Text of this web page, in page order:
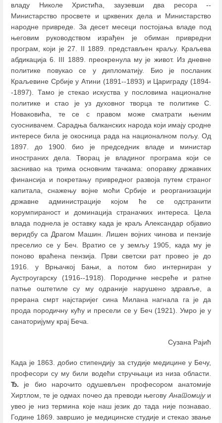
владу Николе Христића, заузевши два ресора --
Министарство просвете и црквених дела и Министарство
народне привреде. За десет месеци постојања владе под
његовим руководством израђен је обиман привредни
програм, који је 27. II 1889. представљен краљу. Краљева
абдикација 6. III 1889. преокренула му је живот. Из дневне
политике повукао се у дипломатију. Био је посланик
Краљевине Србије у Атини (1891--1893) и Цариграду (1894-
-1897). Тамо је стекао искуства у пословима националне
политике и стао је уз духовног творца те политике С.
Новаковића, те се с правом може сматрати њеним
суоснивачем. Сарадња балканских народа који имају сродне
интересе била је окосница рада на националном пољу. Од
1897. до 1900. био је председник владе и министар
иностраних дела. Творац је владиног програма који се
заснивао на трима основним тачкама: опоравку државних
финансија и покретању привредног развоја путем страног
капитала, снажењу војне моћи Србије и реорганизацији
државне администрације којом ће се одстранити
корумпираност и доминација страначких интереса. Цела
влада поднела је оставку када је краљ Александар објавио
веридбу са Драгом Машин. Лишен војних чинова и пензије
преселио се у Беч. Вратио се у земљу 1905, када му је
поново враћена пензија. Први светски рат провео је до
1916. у Врњачкој Бањи, а потом био интерниран у
Аустроугарску (1916--1918). Породичне несреће и ратне
патње оштетиле су му одраније нарушено здравље, а
прерана смрт најстаријег сина Милана нагнала га је да
прода породичну кућу и пресели се у Беч (1921). Умро је у
санаторијуму крај Беча.
Сузана Рајић
Када је 1863. добио стипендију за студије медицине у Бечу,
професори су му били водећи стручњаци из низа области.
Ђ. је био нарочито одушевљен професором анатомије
Хиртлом, те је одмах почео да преводи његову Анатомијуи
увео је низ термина које наш језик до тада није познавао.
Године 1869. завршио је медицинске студије и стекао звање